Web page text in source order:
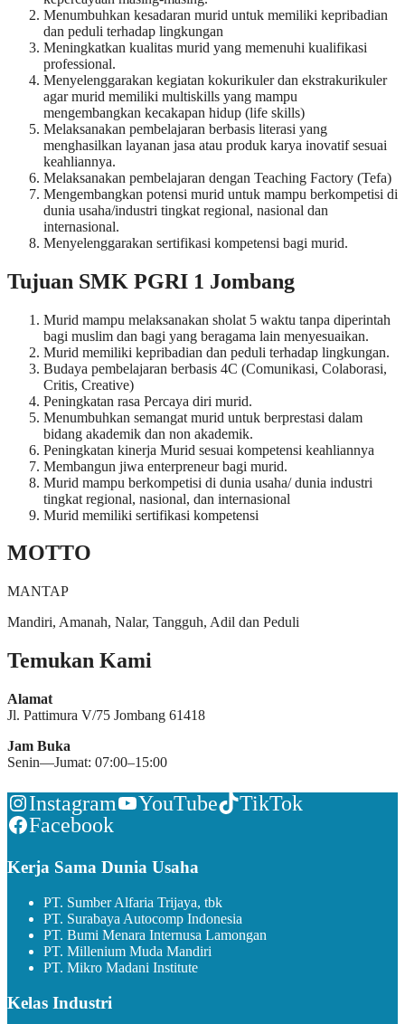
Menumbuhkan kesadaran murid untuk memiliki kepribadian
dan peduli terhadap lingkungan
Meningkatkan kualitas murid yang memenuhi kualifikasi
professional.
Menyelenggarakan kegiatan kokurikuler dan ekstrakurikuler
agar murid memiliki multiskills yang mampu
mengembangkan kecakapan hidup (life skills)
Melaksanakan pembelajaran berbasis literasi yang
menghasilkan layanan jasa atau produk karya inovatif sesuai
keahliannya.
Melaksanakan pembelajaran dengan Teaching Factory (Tefa)
Mengembangkan potensi murid untuk mampu berkompetisi di
dunia usaha/industri tingkat regional, nasional dan
internasional.
Menyelenggarakan sertifikasi kompetensi bagi murid.
Tujuan SMK PGRI 1 Jombang
Murid mampu melaksanakan sholat 5 waktu tanpa diperintah
bagi muslim dan bagi yang beragama lain menyesuaikan.
Murid memiliki kepribadian dan peduli terhadap lingkungan.
Budaya pembelajaran berbasis 4C (Comunikasi, Colaborasi,
Critis, Creative)
Peningkatan rasa Percaya diri murid.
Menumbuhkan semangat murid untuk berprestasi dalam
bidang akademik dan non akademik.
Peningkatan kinerja Murid sesuai kompetensi keahliannya
Membangun jiwa enterpreneur bagi murid.
Murid mampu berkompetisi di dunia usaha/ dunia industri
tingkat regional, nasional, dan internasional
Murid memiliki sertifikasi kompetensi
MOTTO
MANTAP
Mandiri, Amanah, Nalar, Tangguh, Adil dan Peduli
Temukan Kami
Alamat
Jl. Pattimura V/75 Jombang 61418
Jam Buka
Senin—Jumat: 07:00–15:00
Instagram YouTube
TikTok
Facebook
Kerja Sama Dunia Usaha
PT. Sumber Alfaria Trijaya, tbk
PT. Surabaya Autocomp Indonesia
PT. Bumi Menara Internusa Lamongan
PT. Millenium Muda Mandiri
PT. Mikro Madani Institute
Kelas Industri